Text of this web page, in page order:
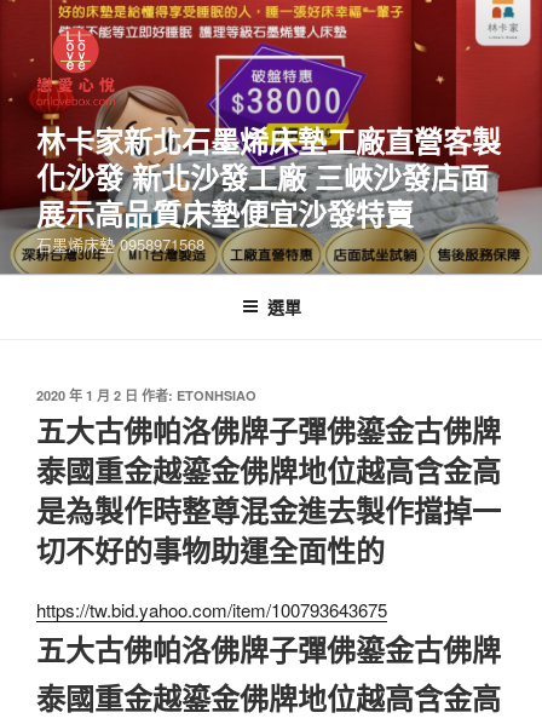
林卡家新北石墨烯床墊工廠直營客製
化沙發 新北沙發工廠 三峽沙發店面
展示高品質床墊便宜沙發特賣
石墨烯床墊 0958971568
選單
2020 年 1 月 2 日 作者: ETONHSIAO
五大古佛帕洛佛牌子彈佛鎏金古佛牌
泰國重金越鎏金佛牌地位越高含金高
是為製作時整尊混金進去製作擋掉一
切不好的事物助運全面性的
https://tw.bid.yahoo.com/item/100793643675
五大古佛帕洛佛牌子彈佛鎏金古佛牌
泰國重金越鎏金佛牌地位越高含金高